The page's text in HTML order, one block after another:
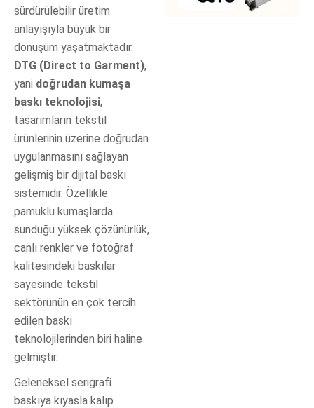
sürdürülebilir üretim
anlayışıyla büyük bir
dönüşüm yaşatmaktadır.
DTG (Direct to Garment),
yani doğrudan kumaşa
baskı teknolojisi,
tasarımların tekstil
ürünlerinin üzerine doğrudan
uygulanmasını sağlayan
gelişmiş bir dijital baskı
sistemidir. Özellikle
pamuklu kumaşlarda
sunduğu yüksek çözünürlük,
canlı renkler ve fotoğraf
kalitesindeki baskılar
sayesinde tekstil
sektörünün en çok tercih
edilen baskı
teknolojilerinden biri haline
gelmiştir.
Geleneksel serigrafi
baskıya kıyasla kalıp